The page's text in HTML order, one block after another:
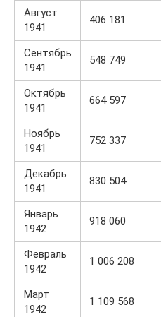
Август
1941
406 181
Сентябрь
1941
548 749
Октябрь
1941
664 597
Ноябрь
1941
752 337
Декабрь
1941
830 504
Январь
1942
918 060
Февраль
1942
1 006 208
Март
1942
1 109 568